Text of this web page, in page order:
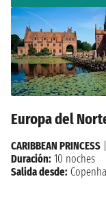
Europa del
CARIBBEAN PRINCESS
Duración: 10 noches
Salida desde: